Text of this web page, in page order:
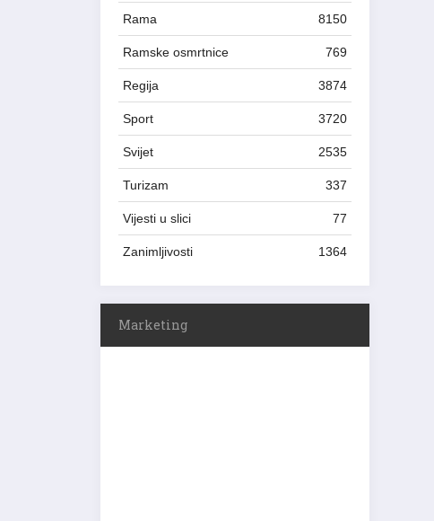
Rama 8150
Ramske osmrtnice 769
Regija 3874
Sport 3720
Svijet 2535
Turizam 337
Vijesti u slici 77
Zanimljivosti 1364
Marketing